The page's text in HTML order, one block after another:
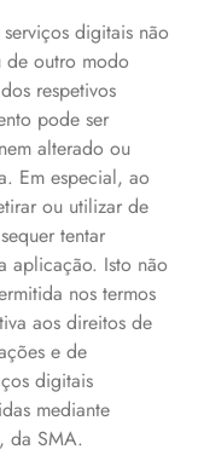
digitais não
outro modo
respetivos
pode ser
alterado ou
Em especial, ao
ou utilizar de
tentar
aplicação. Isto não
nos termos
aos direitos de
e de
digitais
mediante
da SMA.